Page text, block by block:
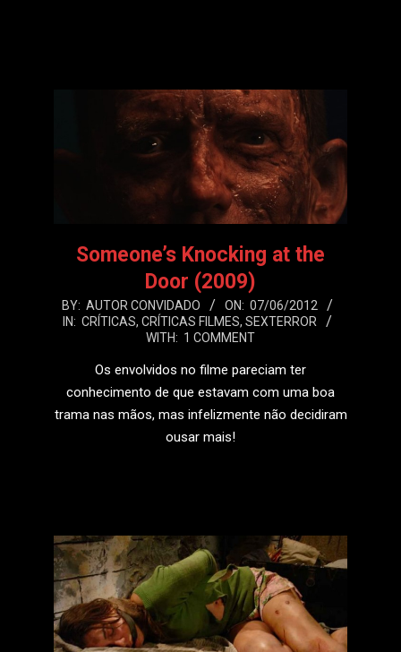
Someone’s Knocking at the
Door (2009)
2012-
06-
BY: AUTOR CONVIDADO ON: 07/06/2012
IN: CRÍTICAS, CRÍTICAS FILMES, SEXTERROR
WITH: 1 COMMENT
Os envolvidos no filme pareciam ter
conhecimento de que estavam com uma boa
trama nas mãos, mas infelizmente não decidiram
ousar mais!